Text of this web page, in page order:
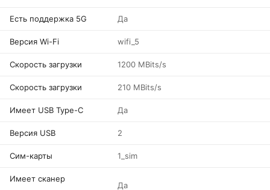
Есть поддержка 5G Да
Версия Wi-Fi wifi_5
Скорость загрузки 1200 MBits/s
Скорость загрузки 210 MBits/s
Имеет USB Type-C Да
Версия USB 2
Сим-карты 1_sim
Имеет сканер
Да